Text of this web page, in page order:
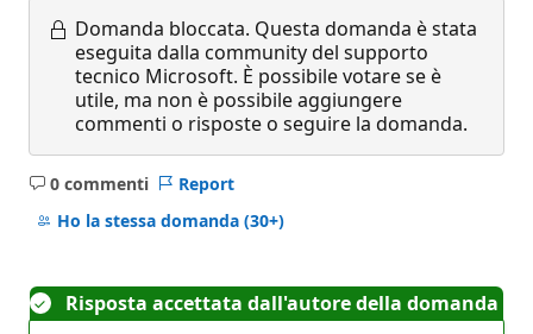
Domanda bloccata. Questa domanda è stata
eseguita dalla community del supporto
tecnico Microsoft. È possibile votare se è
utile, ma non è possibile aggiungere
commenti o risposte o seguire la domanda.
0 commenti
Nessun
commento
Report
Ho la stessa domanda (30+)
Risposta accettata dall'autore della domanda